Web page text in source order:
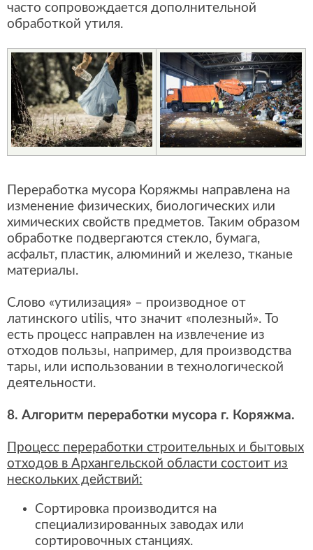
часто сопровождается дополнительной
обработкой утиля.
Переработка мусора Коряжмы направлена на
изменение физических, биологических или
химических свойств предметов. Таким образом
обработке подвергаются стекло, бумага,
асфальт, пластик, алюминий и железо, тканые
материалы.
Слово «утилизация» – производное от
латинского utilis, что значит «полезный». То
есть процесс направлен на извлечение из
отходов пользы, например, для производства
тары, или использовании в технологической
деятельности.
8. Алгоритм переработки мусора г. Коряжма.
Процесс переработки строительных и бытовых
отходов в Архангельской области состоит из
нескольких действий:
Сортировка производится на
специализированных заводах или
сортировочных станциях.